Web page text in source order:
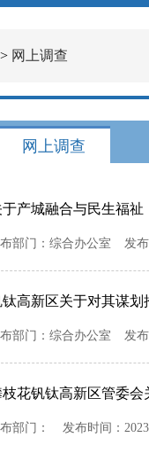
> 网上调查
网上调查
于产城融合与民生福祉
部门： 综合办公室 发
钛高新区关于对其谋
部门： 综合办公室 发
枝花钒钛高新区管委
部门： 发布时间：